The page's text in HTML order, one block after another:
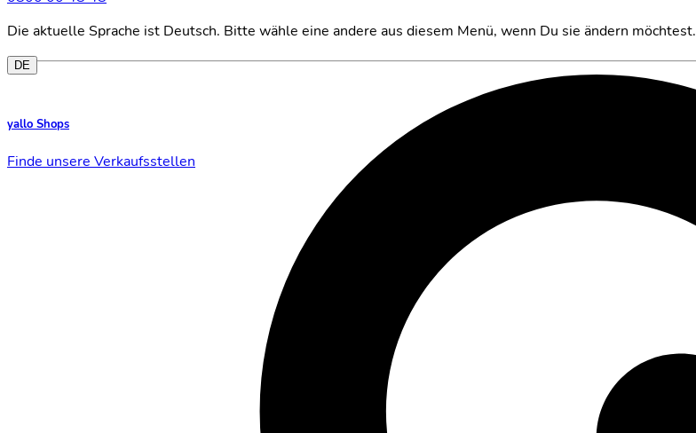
Die aktuelle Sprache ist Deutsch. Bitte wähle eine andere aus diesem Menü, wenn Du sie ändern möchtest.
DE
yallo Shops
Finde unsere Verkaufsstellen